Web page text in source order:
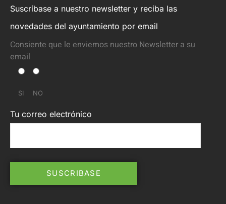
Suscríbase a nuestro newsletter y reciba las
novedades del ayuntamiento por email
Consiente que le enviemos nuestro Newsletter a su
email
SI NO
Tu correo electrónico